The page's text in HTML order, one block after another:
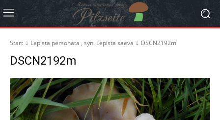
Start Lepista personata , syn. Lepista saeva DSCN2192m
DSCN2192m